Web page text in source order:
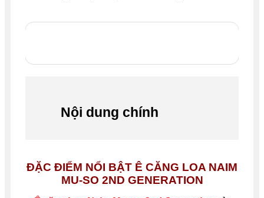
Nội dung chính
ĐẶC ĐIỂM NỔI BẬT Ê CĂNG LOA NAIM
MU-SO 2ND GENERATION